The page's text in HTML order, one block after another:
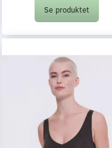
Se produktet